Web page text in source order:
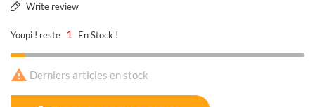
Write review
Youpi ! reste 1 En Stock !
 Derniers articles en stock